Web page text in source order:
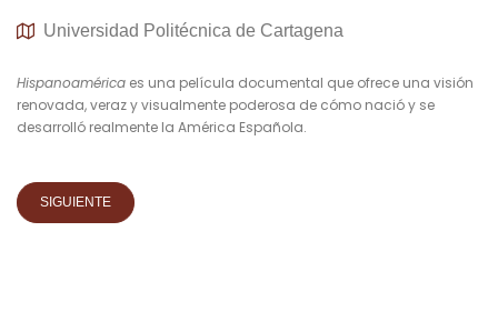
Universidad Politécnica de Cartagena
Hispanoamérica es una película documental que ofrece una visión
renovada, veraz y visualmente poderosa de cómo nació y se
desarrolló realmente la América Española.
SIGUIENTE